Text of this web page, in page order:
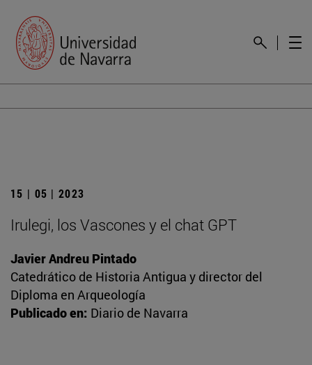
15 | 05 | 2023
Irulegi, los Vascones y el chat GPT
Javier Andreu Pintado
Catedrático de Historia Antigua y director del
Diploma en Arqueología
Publicado en: Diario de Navarra